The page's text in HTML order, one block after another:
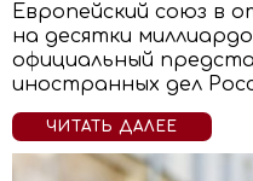
Европейский союз в
на десятки
официальный
иностранных дел
ЧИТАТЬ ДАЛЕЕ